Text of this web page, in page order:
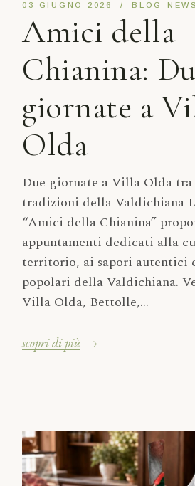
03 GIUGNO 2026 BLOG-NEWS
Amici della
Chianina:
giornate a
Olda
Due giornate a Villa Olda tra
tradizioni della Valdichiana
“Amici della Chianina”
appuntamenti dedicati alla
territorio, ai sapori autentici
popolari della Valdichiana.
Villa Olda, Bettolle,...
scopri di più